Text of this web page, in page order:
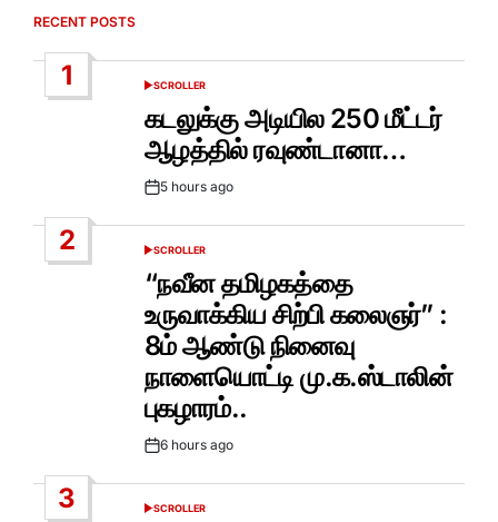
RECENT POSTS
1
POSTED
SCROLLER
கடலுக்கு அடியில 250 மீட்டர்
ஆழத்தில் ரவுண்டானா…
Post5 hours ago
2
POSTED
IN
SCROLLER
“நவீன தமிழகத்தை
உருவாக்கிய சிற்பி கலைஞர்” :
8ம் ஆண்டு நினைவு
நாளையொட்டி மு.க.ஸ்டாலின்
புகழாரம்..
Post6 hours ago
3
POSTED
SCROLLER